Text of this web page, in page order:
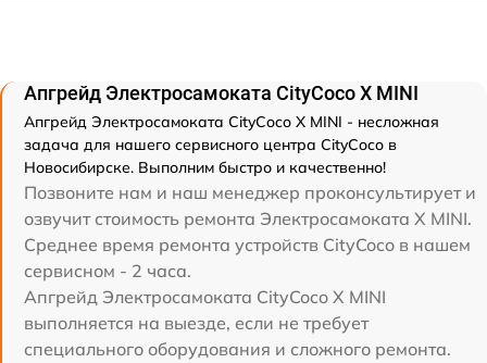
Апгрейд Электросамоката CityCoco X MINI
Апгрейд Электросамоката CityCoco X MINI - несложная
задача для нашего сервисного центра CityCoco в
Новосибирске. Выполним быстро и качественно!
Позвоните нам и наш менеджер проконсультирует и
озвучит стоимость ремонта Электросамоката X MINI.
Среднее время ремонта устройств CityCoco в нашем
сервисном - 2 часа.
Апгрейд Электросамоката CityCoco X MINI
выполняется на выезде, если не требует
специального оборудования и сложного ремонта.